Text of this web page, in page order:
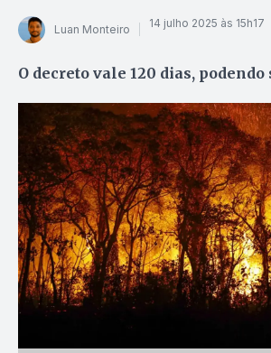
Luan Monteiro 14 julho 2025 às 15h17
O decreto vale 120 dias,